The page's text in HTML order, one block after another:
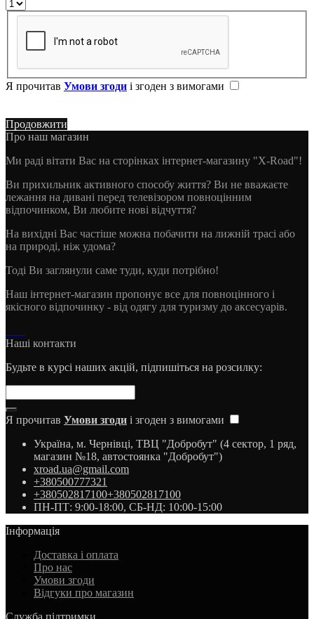
Я прочитав Умови згоди і згоден з вимогами
Продовжити
Про наш магазин
Ми раді вітати Вас на сторінках інтернет-магазину "X-Road"!
Ви прихильник активного способу життя? Ви не вважаєте
лежання на дивані перед телевізором повноцінним
відпочинком, Ви любите нові відчуття?
На вихідні Вас частіше можна побачити на лижній трасі або
на природі, ніж удома?
Тоді Ви заглянули саме туди, куди потрібно!
Наш інтернет-магазин пропонує все для повноцінного і
якісного відпочинку - від одягу для туризму до аксесуарів.
Наші контакти
Будьте в курсі наших акцій, підпишіться на розсилку:
Я прочитав Умови згоди і згоден з вимогами
Україна, м. Чернівці, ТВЦ "Добробут" (4 сектор, 1 ряд,
магазин №18, автостоянка "Добробут")
xroad.ua@gmail.com
+380500777321
+380502817100+380502817100
ПН-ПТ: 9:00-18:00, СБ-НД: 10:00-15:00
Інформація
Доставка і оплата
Про нас
Умови згоди
Відгуки про магазин